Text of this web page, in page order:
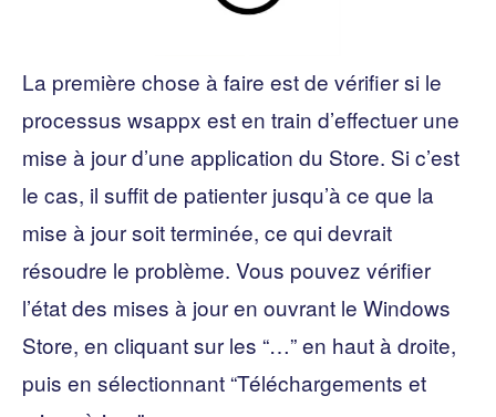
La première chose à faire est de vérifier si le
processus wsappx est en train d’effectuer une
mise à jour d’une application du Store. Si c’est
le cas, il suffit de patienter jusqu’à ce que la
mise à jour soit terminée, ce qui devrait
résoudre le problème. Vous pouvez vérifier
l’état des mises à jour en ouvrant le Windows
Store, en cliquant sur les “…” en haut à droite,
puis en sélectionnant “Téléchargements et